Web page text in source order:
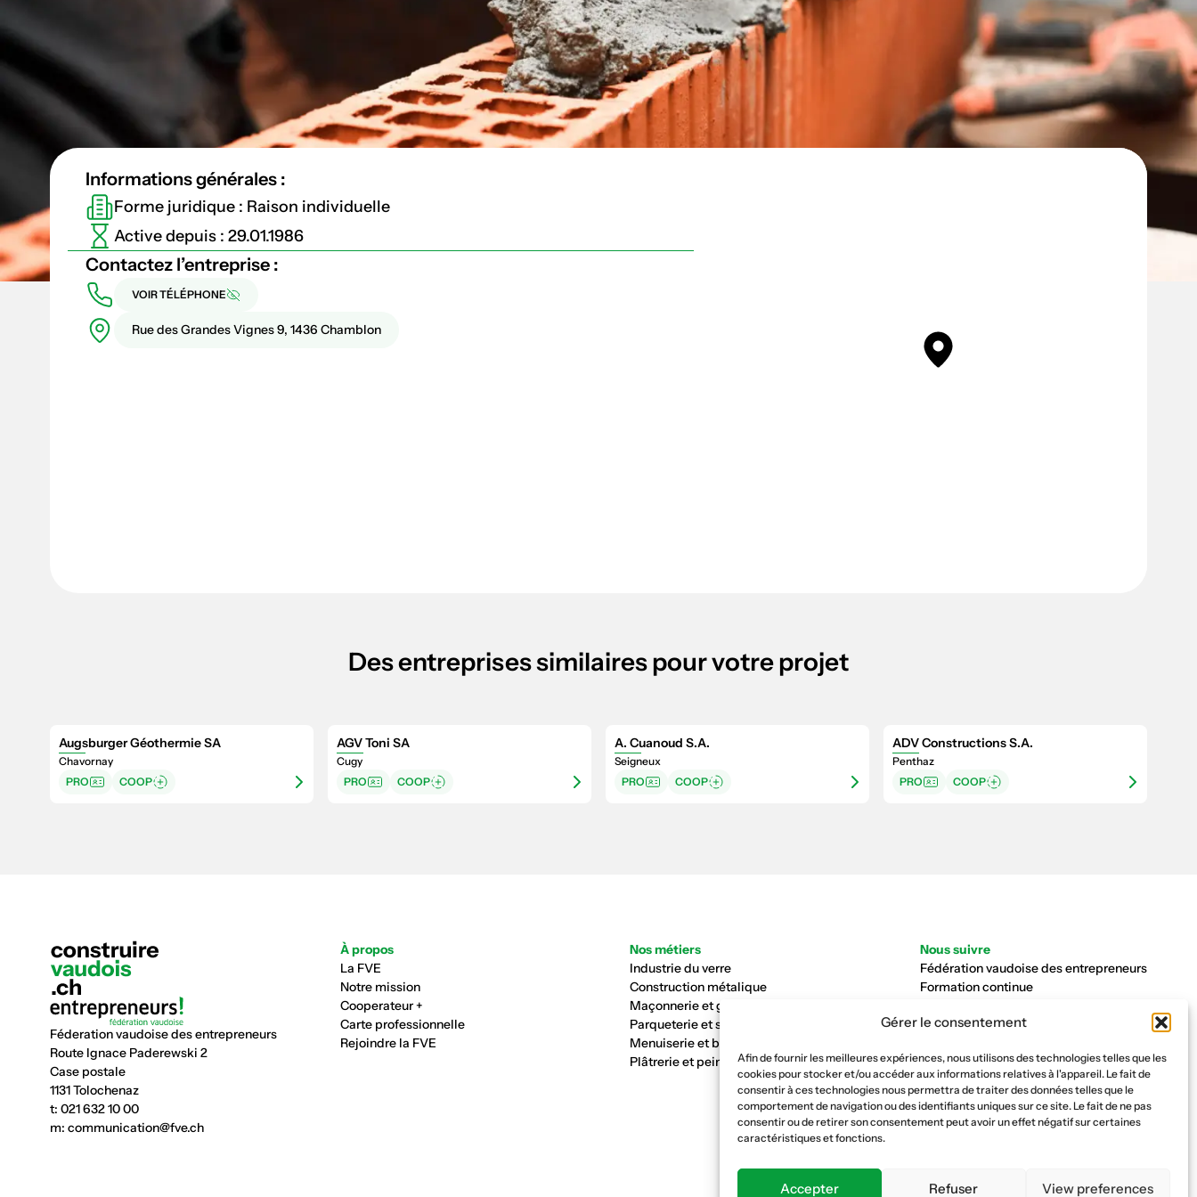
Gérer le consentement
Afin de fournir les meilleures expériences, nous utilisons des technologies telles que les
cookies pour stocker et/ou accéder aux informations relatives à l'appareil. Le fait de
consentir à ces technologies nous permettra de traiter des données telles que le
comportement de navigation ou des identifiants uniques sur ce site. Le fait de ne pas
consentir ou de retirer son consentement peut avoir un effet négatif sur certaines
caractéristiques et fonctions.
Accepter Refuser View preferences
Informations générales :
Forme juridique : Raison individuelle
Active depuis : 29.01.1986
Contactez l’entreprise :
VOIR TÉLÉPHONE
Rue des Grandes Vignes 9, 1436 Chamblon
Des entreprises similaires pour votre projet
Augsburger Géothermie SA
Chavornay
PRO
COOP
AGV Toni SA
Cugy
PRO
COOP
A. Cuanoud S.A.
Seigneux
PRO
COOP
ADV Constructions S.A.
Penthaz
PRO
COOP
Féderation vaudoise des entrepreneurs
Route Ignace Paderewski 2
Case postale
1131 Tolochenaz
t: 021 632 10 00
m: communication@fve.ch
À propos
La FVE
Notre mission
Cooperateur +
Carte professionnelle
Rejoindre la FVE
Nos métiers
Industrie du verre
Construction métalique
Maçonnerie et génie civil
Parqueterie et sols
Menuiserie et bois
Plâtrerie et peinture
Nous suivre
Fédération vaudoise des entrepreneurs
Formation continue
Caisse AVS 66.1